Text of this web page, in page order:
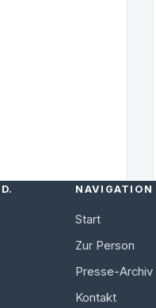
NAVIGATION
Start
Zur Person
Presse-Archiv
Kontakt